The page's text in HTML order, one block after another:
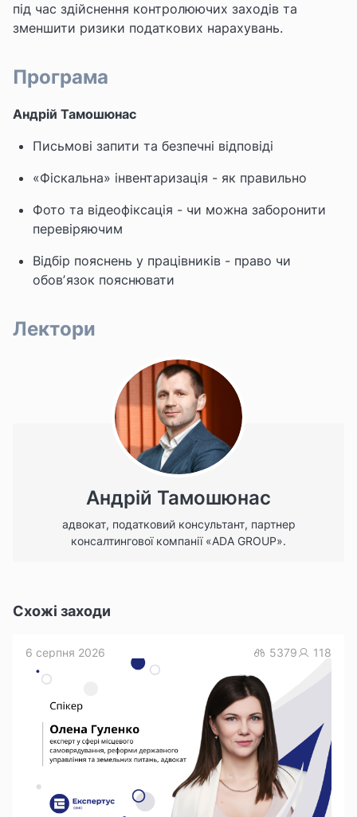
під час здійснення контролюючих заходів та
зменшити ризики податкових нарахувань.
Програма
Андрій Тамошюнас
Письмові запити та безпечні відповіді
«Фіскальна» інвентаризація - як правильно
Фото та відеофіксація - чи можна заборонити
перевіряючим
Відбір пояснень у працівників - право чи
обовʼязок пояснювати
Лектори
Андрій Тамошюнас
адвокат, податковий консультант, партнер
консалтингової компанії «ADA GROUP».
Схожі заходи
6 серпня 2026 5379 118